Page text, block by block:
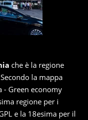
che è la regione
la mappa
- Green economy
regione per i
e la 18esima per il